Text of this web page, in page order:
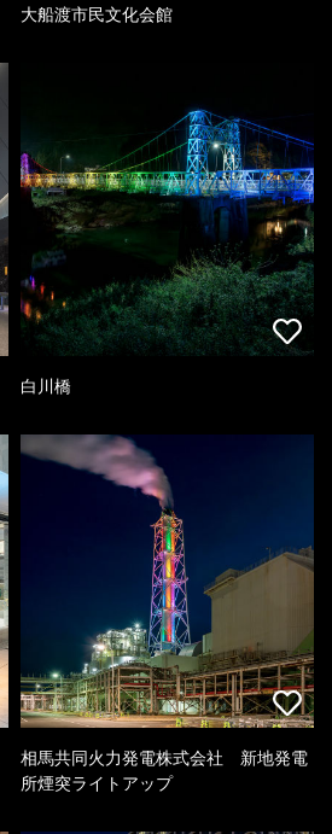
大船渡市民文化会館
白川橋
相馬共同火力発電株式会社 新地発電
所煙突ライトアップ